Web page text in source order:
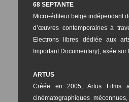
68 SEPTANTE
Micro-éditeur belge indépendant
d’œuvres contemporaines à
Electrons libres dédiée aux
Important Documentary), axée
ARTUS
Créée en 2005, Artus Films
cinématographiques